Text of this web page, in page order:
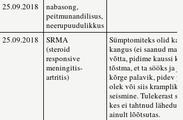
25.09.2018
nabasong,
peitmunandilisus,
neerupuudulikkus
25.09.2018
SRMA
(steroid
responsive
meningitis-
artritis)
Sümptomiteks olid
kangus (ei saanud
võtta, pidime kaussi
tõstma, et ta sööks ja
kõrge palavik, pidev
olek või siis
seismine. Tulekerast
kes ei tahtnud
ainult lõõtsutas.